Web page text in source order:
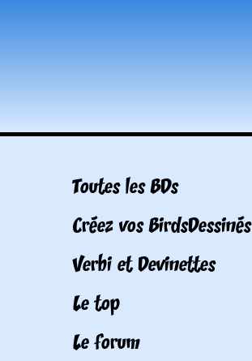
Toutes les BDs
Créez vos BirdsDessinés
Verbi et Devinettes
Le top
Le forum